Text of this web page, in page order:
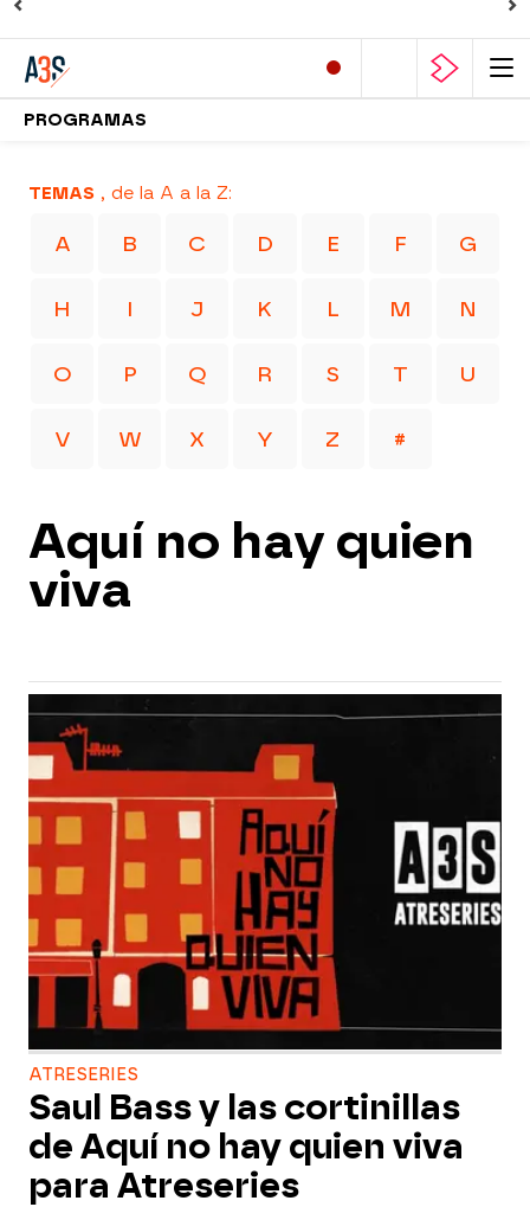
PROGRAMAS
TEMAS , de la A a la Z:
A B C D E F G
H I J K L M N
O P Q R S T U
V W X Y Z #
Aquí no hay quien
viva
ATRESERIES
Saul Bass y las cortinillas
de Aquí no hay quien viva
para Atreseries